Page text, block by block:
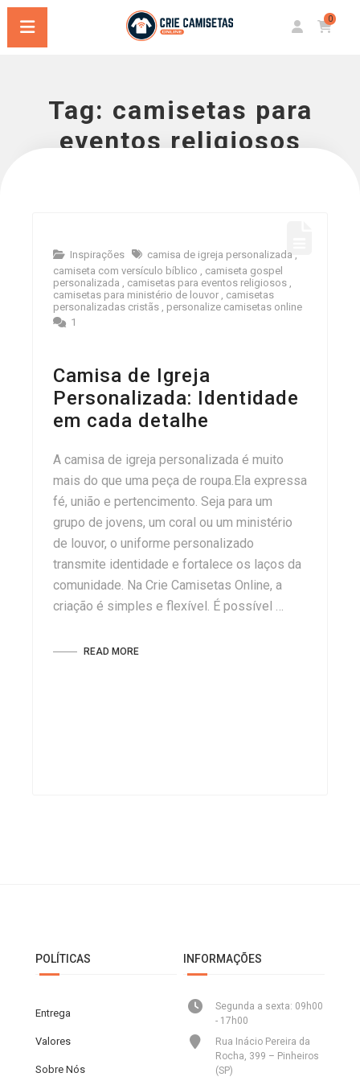
0
Tag: camisetas para
eventos religiosos
Inspirações camisa de igreja personalizada
camiseta com versículo bíblico
camiseta gospel
personalizada
camisetas para eventos religiosos
camisetas para ministério de louvor
camisetas
personalizadas cristãs
personalize camisetas online
1
Camisa de Igreja
Personalizada: Identidade
em cada detalhe
A camisa de igreja personalizada é muito
mais do que uma peça de roupa.Ela expressa
fé, união e pertencimento. Seja para um
grupo de jovens, um coral ou um ministério
de louvor, o uniforme personalizado
transmite identidade e fortalece os laços da
comunidade. Na Crie Camisetas Online, a
criação é simples e flexível. É possível …
READ MORE
POLÍTICAS
Entrega
Valores
Sobre Nós
INFORMAÇÕES
Segunda a sexta: 09h00
- 17h00
Rua Inácio Pereira da
Rocha, 399 – Pinheiros
(SP)